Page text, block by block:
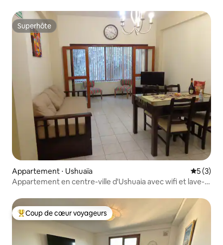
Superhôte
Superhôte
Appartement ⋅ Ushuaïa
5 (3)
Appartement en centre-ville d'Ushuaia avec wifi et lave-
Coups de cœur voyageurs les plus appréciés
Coup de cœur voyageurs